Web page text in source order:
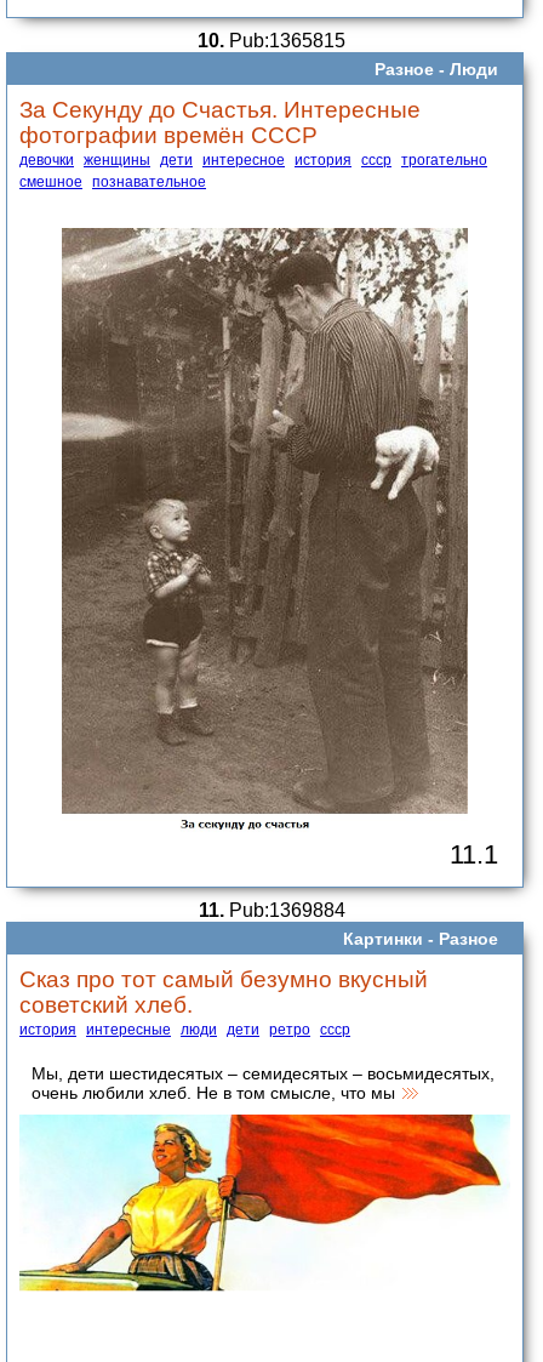
10. Pub:1365815
Разное - Люди
За Секунду до Счастья. Интересные
фотографии времён СССР
девочки женщины дети интересное история ссср трогательно
смешное
познавательное
11.1
11.Pub:1369884
Картинки - Разное
Сказ про тот самый безумно вкусный
советский хлеб.
история интересные люди дети ретро ссср
Мы, дети шестидесятых – семидесятых – восьмидесятых,
очень любили хлеб. Не в том смысле, что мы